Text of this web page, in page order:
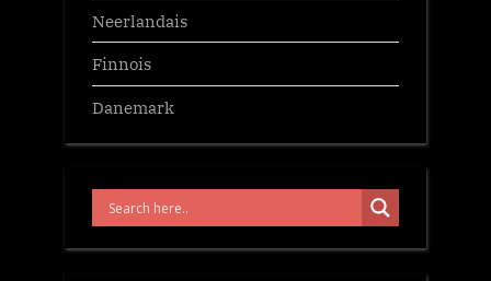
Neerlandais
Finnois
Danemark